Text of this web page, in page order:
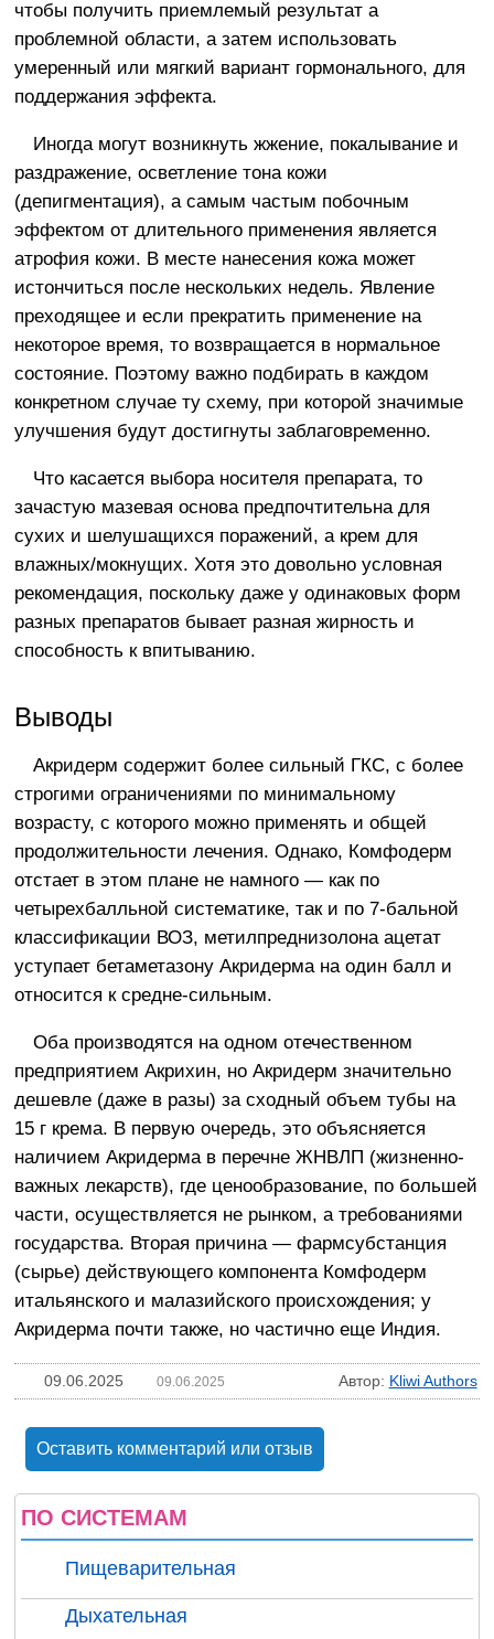
чтобы получить приемлемый результат а
проблемной области, а затем использовать
умеренный или мягкий вариант гормонального, для
поддержания эффекта.
Иногда могут возникнуть жжение, покалывание и
раздражение, осветление тона кожи
(депигментация), а самым частым побочным
эффектом от длительного применения является
атрофия кожи. В месте нанесения кожа может
истончиться после нескольких недель. Явление
преходящее и если прекратить применение на
некоторое время, то возвращается в нормальное
состояние. Поэтому важно подбирать в каждом
конкретном случае ту схему, при которой значимые
улучшения будут достигнуты заблаговременно.
Что касается выбора носителя препарата, то
зачастую мазевая основа предпочтительна для
сухих и шелушащихся поражений, а крем для
влажных/мокнущих. Хотя это довольно условная
рекомендация, поскольку даже у одинаковых форм
разных препаратов бывает разная жирность и
способность к впитыванию.
Выводы
Акридерм содержит более сильный ГКС, с более
строгими ограничениями по минимальному
возрасту, с которого можно применять и общей
продолжительности лечения. Однако, Комфодерм
отстает в этом плане не намного — как по
четырехбалльной систематике, так и по 7-бальной
классификации ВОЗ, метилпреднизолона ацетат
уступает бетаметазону Акридерма на один балл и
относится к средне-сильным.
Оба производятся на одном отечественном
предприятием Акрихин, но Акридерм значительно
дешевле (даже в разы) за сходный объем тубы на
15 г крема. В первую очередь, это объясняется
наличием Акридерма в перечне ЖНВЛП (жизненно-
важных лекарств), где ценообразование, по большей
части, осуществляется не рынком, а требованиями
государства. Вторая причина — фармсубстанция
(сырье) действующего компонента Комфодерм
итальянского и малазийского происхождения; у
Акридерма почти также, но частично еще Индия.
09.06.2025 09.06.2025 Автор: Kliwi Authors
Оставить комментарий или отзыв
ПО СИСТЕМАМ
Пищеварительная
Дыхательная